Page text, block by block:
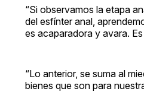
“Si observamos la etapa
del esfínter anal,
es acaparadora y avara.
“Lo anterior, se suma al
bienes que son para